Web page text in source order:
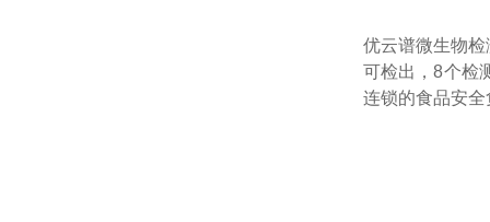
优云谱微生物
可检出，8个检
连锁的食品安